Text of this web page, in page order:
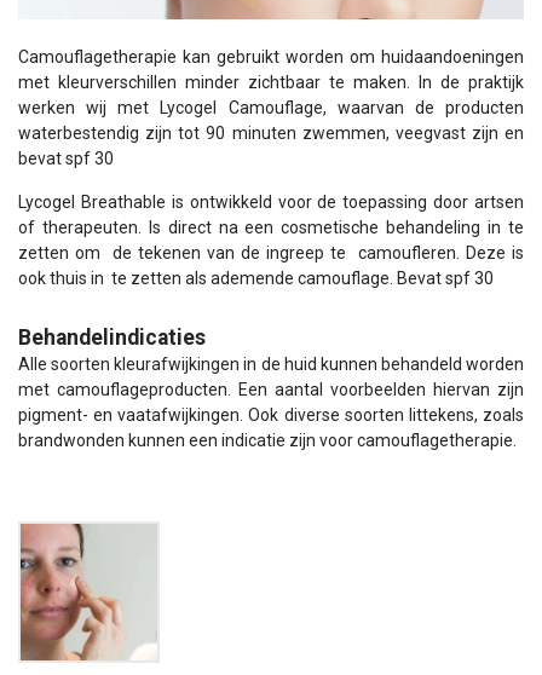
Camouflagetherapie kan gebruikt worden om huidaandoeningen
met kleurverschillen minder zichtbaar te maken. In de praktijk
werken wij met Lycogel Camouflage, waarvan de producten
waterbestendig zijn tot 90 minuten zwemmen, veegvast zijn en
bevat spf 30
Lycogel Breathable is ontwikkeld voor de toepassing door artsen
of therapeuten. Is direct na een cosmetische behandeling in te
zetten om de tekenen van de ingreep te camoufleren. Deze is
ook thuis in te zetten als ademende camouflage. Bevat spf 30
Behandelindicaties
Alle soorten kleurafwijkingen in de huid kunnen behandeld worden
met camouflageproducten. Een aantal voorbeelden hiervan zijn
pigment- en vaatafwijkingen. Ook diverse soorten littekens, zoals
brandwonden kunnen een indicatie zijn voor camouflagetherapie.